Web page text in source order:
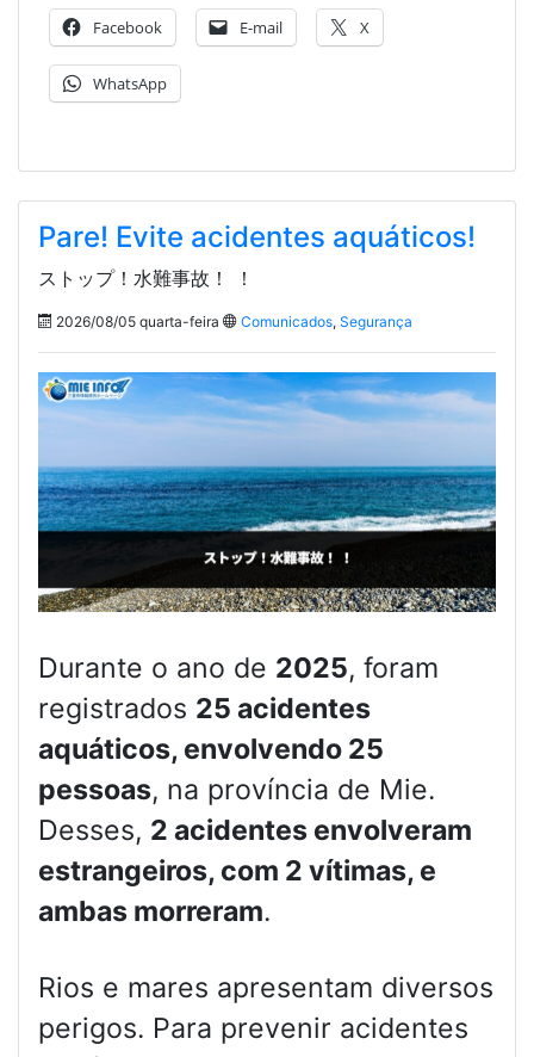
Facebook E-mail X
WhatsApp
Pare! Evite acidentes aquáticos!
ストップ！水難事故！ ！
2026/08/05 quarta-feira Comunicados, Segurança
Durante o ano de 2025, foram
registrados 25 acidentes
aquáticos, envolvendo 25
pessoas, na província de Mie.
Desses, 2 acidentes envolveram
estrangeiros, com 2 vítimas, e
ambas morreram.
Rios e mares apresentam diversos
perigos. Para prevenir acidentes